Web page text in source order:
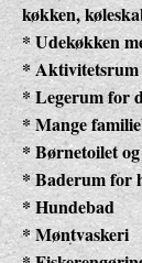
køkken,
* Udekøkken
*
* Legerum for
* Mange
* Børnetoilet
* Baderum for
* Hundebad
* Møntvaskeri